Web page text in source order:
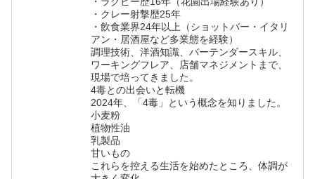
・クレー射撃歴25年
・飲食業界24年以上（ショットバー・イタリ
アン・居酒屋など多業態を経験）
調理技術、洋酒知識、バーテンダースキル、
ワーキングフレア、店舗マネジメントまで、
現場で培ってきました。
4毒との出会いと転機
2024年、「4毒」という概念を知りました。
小麦粉
植物性油
乳製品
甘いもの
これらを控える生活を始めたところ、体調が